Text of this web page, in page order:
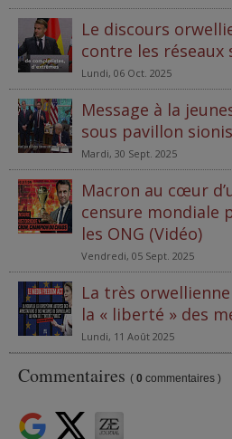
Le discours
contre les réseaux
Lundi, 06 Oct. 2025
Message à la
sous pavillon
Mardi, 30 Sept. 2025
Macron au cœur
censure mondiale
les ONG (Vidéo)
Vendredi, 05 Sept. 2025
La très
la « liberté » des
Lundi, 11 Août 2025
Commentaires ( 0 commentaires )